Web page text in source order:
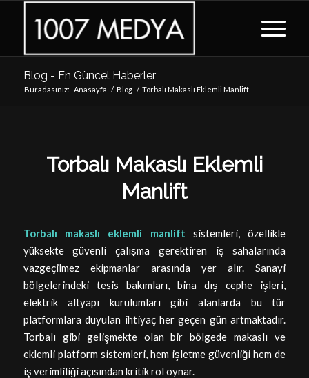
Blog - En Güncel Haberler
Buradasınız: Anasayfa / Blog / Torbalı Makaslı Eklemli Manlift
Torbalı Makaslı Eklemli
Manlift
Torbalı makaslı eklemli manlift sistemleri, özellikle
yüksekte güvenli çalışma gerektiren iş sahalarında
vazgeçilmez ekipmanlar arasında yer alır. Sanayi
bölgelerindeki tesis bakımları, bina dış cephe işleri,
elektrik altyapı kurulumları gibi alanlarda bu tür
platformlara duyulan ihtiyaç her geçen gün artmaktadır.
Torbalı gibi gelişmekte olan bir bölgede makaslı ve
eklemli platform sistemleri, hem işletme güvenliği hem de
iş verimliliği açısından kritik rol oynar.